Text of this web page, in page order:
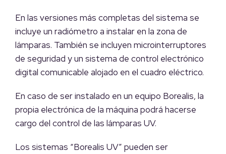
En las versiones más completas del sistema se
incluye un radiómetro a instalar en la zona de
lámparas. También se incluyen microinterruptores
de seguridad y un sistema de control electrónico
digital comunicable alojado en el cuadro eléctrico.
En caso de ser instalado en un equipo Borealis, la
propia electrónica de la máquina podrá hacerse
cargo del control de las lámparas UV.
Los sistemas “Borealis UV” pueden ser